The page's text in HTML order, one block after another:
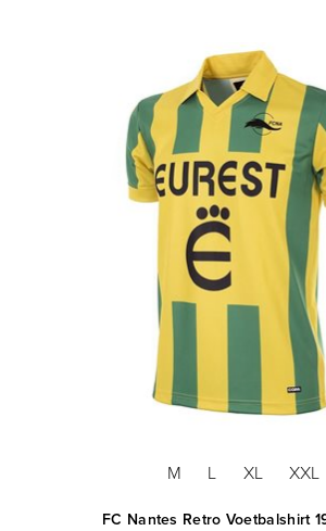
M L XL XXL
FC Nantes Retro Voetbalshirt